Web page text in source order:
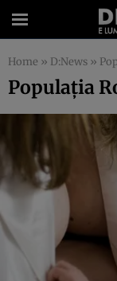
Home » D:News »
Populaţia